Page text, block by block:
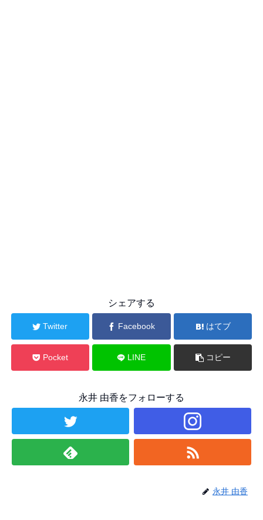
シェアする
Twitter Facebook はてブ
Pocket LINE コピー
永井 由香をフォローする
永井 由香